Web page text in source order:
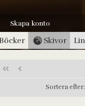
Skapa konto
Skivor
Sortera efter: